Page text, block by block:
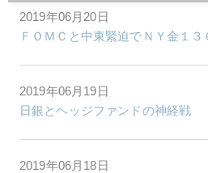
2019年06月20日
ＦＯＭＣと中東緊迫でＮＹ金１３
2019年06月19日
日銀とヘッジファンドの神経戦
2019年06月18日